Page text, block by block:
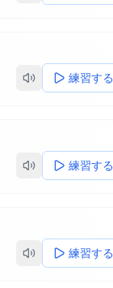
練習する
練習する
練習する